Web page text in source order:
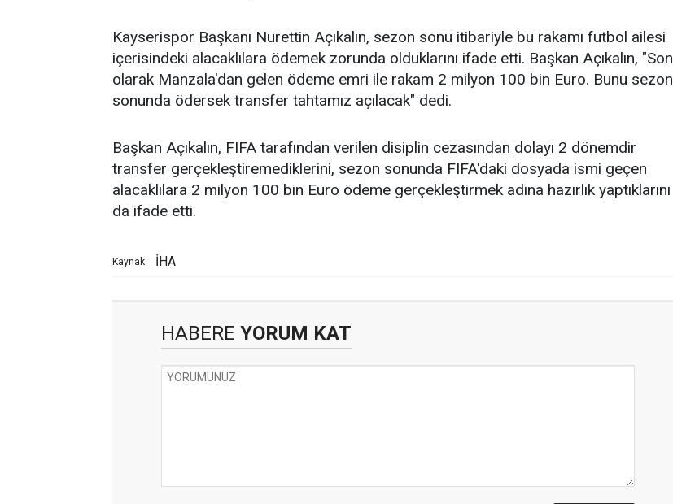
Kayserispor Başkanı Nurettin Açıkalın, sezon sonu itibariyle bu rakamı futbol ailesi
içerisindeki alacaklılara ödemek zorunda olduklarını ifade etti. Başkan Açıkalın, "Son
olarak Manzala'dan gelen ödeme emri ile rakam 2 milyon 100 bin Euro. Bunu sezon
sonunda ödersek transfer tahtamız açılacak" dedi.
Başkan Açıkalın, FIFA tarafından verilen disiplin cezasından dolayı 2 dönemdir
transfer gerçekleştiremediklerini, sezon sonunda FIFA'daki dosyada ismi geçen
alacaklılara 2 milyon 100 bin Euro ödeme gerçekleştirmek adına hazırlık yaptıklarını
da ifade etti.
Kaynak: İHA
HABERE YORUM KAT